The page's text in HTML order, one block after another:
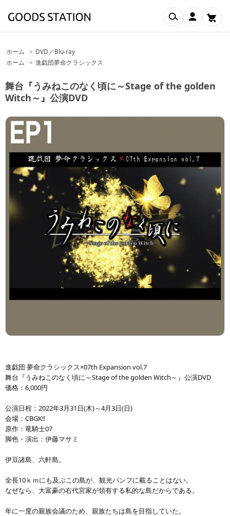
検索 マイアカウ
ホーム > DVD／Blu-ray
ホーム
> 進戯団夢命クラシックス
舞台『うみねこのなく頃に～Stage of the golden
Witch～』公演DVD
進戯団 夢命クラシックス×07th Expansion vol.7
舞台『うみねこのなく頃に～Stage of the golden Witch～』公演DVD
価格：6,000円
公演日程：2022年3月31日(木)～4月3日(日)
会場：CBGK‼
原作：竜騎士07
脚色・演出：伊藤マサミ
伊豆諸島、六軒島。
全長10ｋｍにも及ぶこの島が、観光パンフに載ることはない。
なぜなら、大富豪の右代宮家が領有する私的な島だからである。
年に一度の親族会議のため、親族たちは島を目指していた。